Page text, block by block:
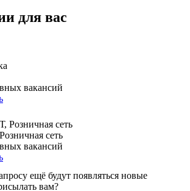
для вас
вакансий
сеть
вакансий
ещё будут появляться новые
вам?